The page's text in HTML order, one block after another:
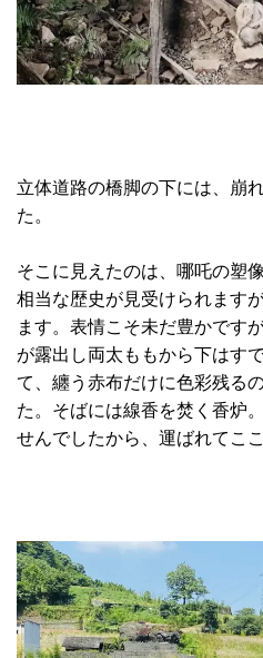
立体道路の橋脚の下には、崩
た。
そこに見えたのは、哪吒の塑
相当な歴史が見受けられます
ます。表情こそ未だ豊かです
が露出し両太ももから下はす
て、纏う赤布だけに色彩残る
た。そばには線香を焚く香炉
せんでしたから、運ばれてこ